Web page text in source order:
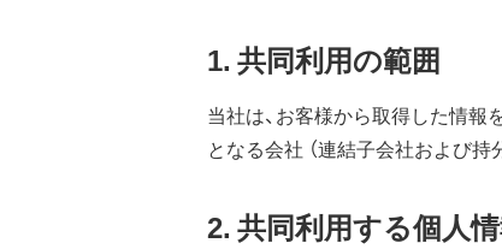
1. 共同利用の範囲
当社は、お客様から取得した情
となる会社 （連結子会社および持
2. 共同利用する個人